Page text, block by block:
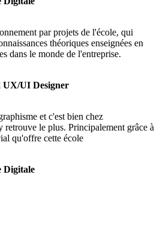
par projets de l'école, qui
théoriques enseignées en
dans le monde de l'entreprise.
UI Designer
et c'est bien chez
le plus. Principalement grâce à
qu'offre cette école
Digitale